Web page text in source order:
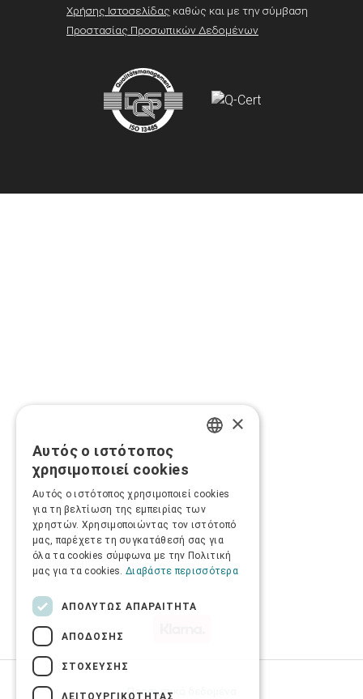
Χρήσης Ιστοσελίδας καθώς και με την σύμβαση
Προστασίας Προσωπικών Δεδομένων
Προσωπικά δεδομένα
×
Αυτός ο ιστότοπος
χρησιμοποιεί cookies
Αυτός ο ιστότοπος χρησιμοποιεί cookies
για τη βελτίωση της εμπειρίας των
χρηστών. Χρησιμοποιώντας τον ιστότοπό
μας, παρέχετε τη συγκατάθεσή σας για
όλα τα cookies σύμφωνα με την Πολιτική
μας για τα cookies. Διαβάστε περισσότερα
ΑΠΟΛΎΤΩΣ ΑΠΑΡΑΊΤΗΤΑ
ΑΠΌΔΟΣΗΣ
ΣΤΌΧΕΥΣΗΣ
ΛΕΙΤΟΥΡΓΙΚΌΤΗΤΑΣ